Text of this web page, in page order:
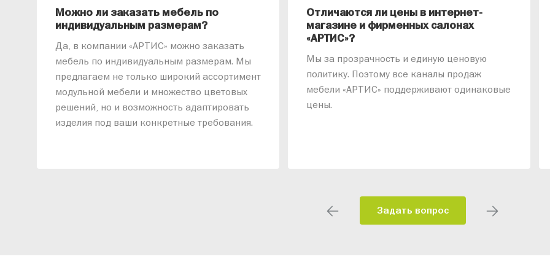
Можно ли заказать мебель по
индивидуальным размерам?
Да, в компании «АРТИС» можно заказать
мебель по индивидуальным размерам. Мы
предлагаем не только широкий ассортимент
модульной мебели и множество цветовых
решений, но и возможность адаптировать
изделия под ваши конкретные требования.
Отличаются ли цены в интернет-
магазине и фирменных салонах
«АРТИС»?
Мы за прозрачность и единую ценовую
политику. Поэтому все каналы продаж
мебели «АРТИС» поддерживают одинаковые
цены.
Задать вопрос